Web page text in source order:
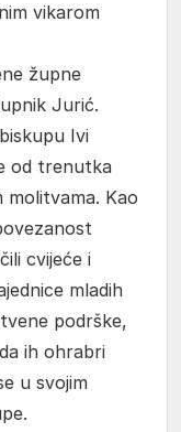
vikarom
župne
Jurić.
Ivi
od trenutka
molitvama. Kao
cvijeće i
mladih
podrške,
ih ohrabri
u svojim